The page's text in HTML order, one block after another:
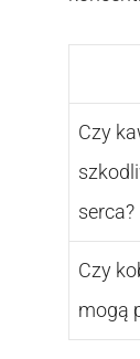
Czy
serca?
Czy
mogą